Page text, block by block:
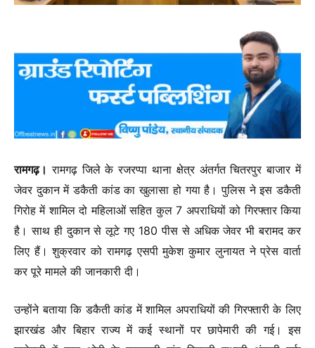
रामगढ़। रामगढ़ जिले के रजरप्पा थाना क्षेत्र अंतर्गत चितरपुर बाजार में
जेवर दुकान में डकैती कांड का खुलासा हो गया है। पुलिस ने इस डकैती
गिरोह में शामिल दो महिलाओं सहित कुल 7 अपराधियों को गिरफ्तार किया
है। साथ ही दुकान से लूटे गए 180 पीस से अधिक जेवर भी बरामद कर
लिए हैं। शुक्रवार को रामगढ़ एसपी मुकेश कुमार लुनायत ने प्रेस वार्ता
कर पूरे मामले की जानकारी दी।
उन्होंने बताया कि डकैती कांड में शामिल अपराधियों की गिरफ्तारी के लिए
झारखंड और बिहार राज्य में कई स्थानों पर छापेमारी की गई। इस